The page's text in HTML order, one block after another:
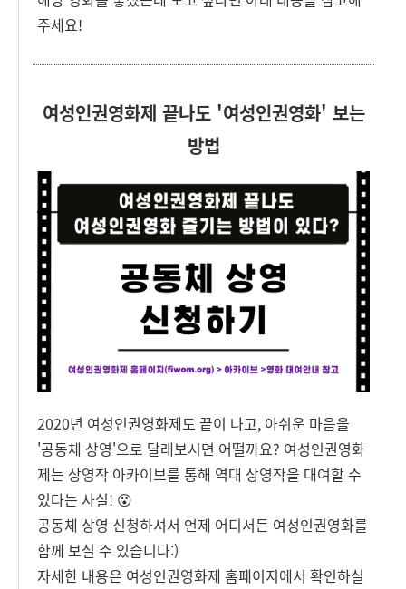
주세요!
여성인권영화제 끝나도 '여성인권영화' 보는
방법
2020년 여성인권영화제도 끝이 나고, 아쉬운 마음을
'공동체 상영'으로 달래보시면 어떨까요? 여성인권영화
제는 상영작 아카이브를 통해 역대 상영작을 대여할 수
있다는 사실! 😮
공동체 상영 신청하셔서 언제 어디서든 여성인권영화를
함께 보실 수 있습니다:)
자세한 내용은 여성인권영화제 홈페이지에서 확인하실